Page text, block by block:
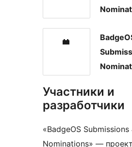
Участники и
разработчики
«BadgeOS Submissions
Nominations» —